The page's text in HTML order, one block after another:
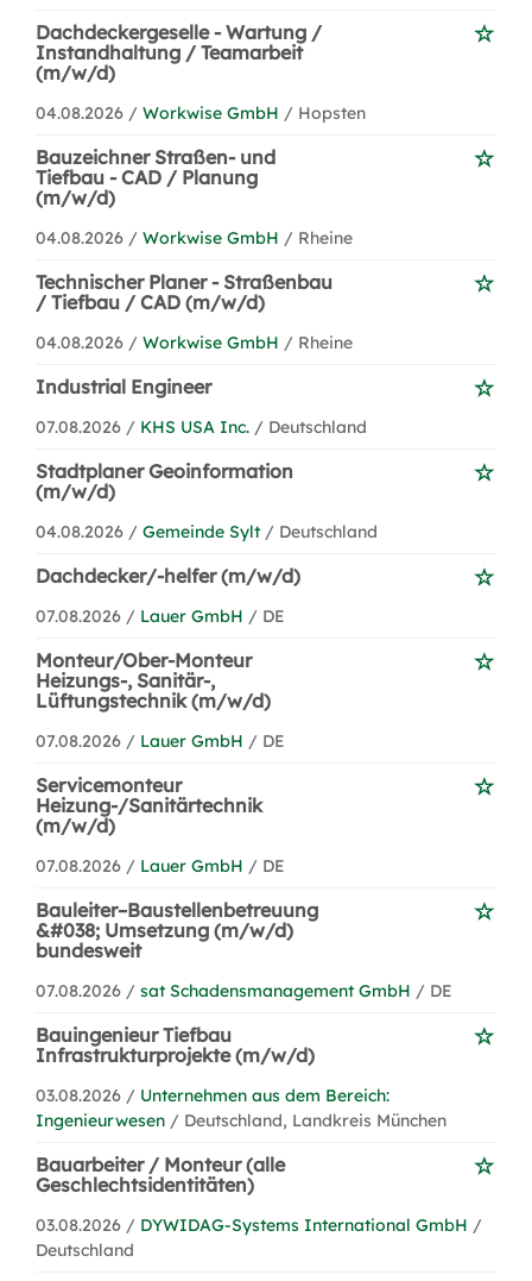
Dachdeckergeselle - Wartung /
Instandhaltung / Teamarbeit
(m/w/d)
04.08.2026 / Workwise GmbH / Hopsten
Bauzeichner Straßen- und
Tiefbau - CAD / Planung
(m/w/d)
04.08.2026 / Workwise GmbH / Rheine
Technischer Planer - Straßenbau
/ Tiefbau / CAD (m/w/d)
04.08.2026 / Workwise GmbH / Rheine
Industrial Engineer
07.08.2026 / KHS USA Inc. / Deutschland
Stadtplaner Geoinformation
(m/w/d)
04.08.2026 / Gemeinde Sylt / Deutschland
Dachdecker/-helfer (m/w/d)
07.08.2026 / Lauer GmbH / DE
Monteur/Ober-Monteur
Heizungs-, Sanitär-,
Lüftungstechnik (m/w/d)
07.08.2026 / Lauer GmbH / DE
Servicemonteur
Heizung-/Sanitärtechnik
(m/w/d)
07.08.2026 / Lauer GmbH / DE
Bauleiter–Baustellenbetreuung
&#038; Umsetzung (m/w/d)
bundesweit
07.08.2026 / sat Schadensmanagement GmbH / DE
Bauingenieur Tiefbau
Infrastrukturprojekte (m/w/d)
03.08.2026 / Unternehmen aus dem Bereich:
Ingenieurwesen / Deutschland, Landkreis München
Bauarbeiter / Monteur (alle
Geschlechtsidentitäten)
03.08.2026 / DYWIDAG-Systems International GmbH /
Deutschland